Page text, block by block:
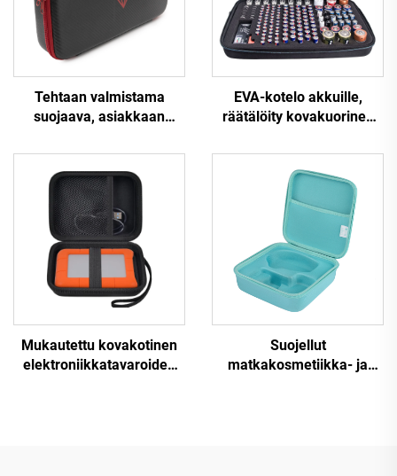
Tehtaan valmistama
suojaava, asiakkaan
EVA-kotelo, kannettava
EVA-kuljetuskotelo,
kovakuorinen EVA-kassi
EVA-kotelo akkuille,
räätälöity kovakuorinen
akkujärjestely- ja
säilytyslaatikko, OEM-
kantokotelo, sisältää EVA-
tyyppisen AA-akun,
pankkiakun ja
työkalukotelo
Mukautettu kovakotinen
elektroniikkatavaroiden
Suojellut
matkakosmetiikka- ja